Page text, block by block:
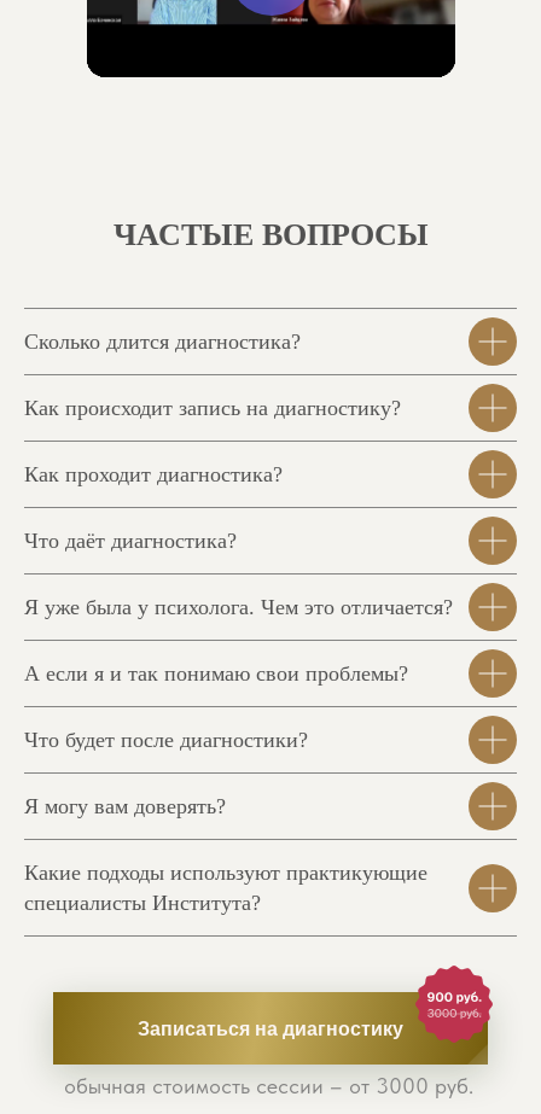
ЧАСТЫЕ ВОПРОСЫ
Сколько длится диагностика?
Как происходит запись на диагностику?
Как проходит диагностика?
Что даёт диагностика?
Я уже была у психолога. Чем это отличается?
А если я и так понимаю свои проблемы?
Что будет после диагностики?
Я могу вам доверять?
Какие подходы используют практикующие
специалисты Института?
Записаться на диагностику
обычная стоимость сессии – от 3000 руб.